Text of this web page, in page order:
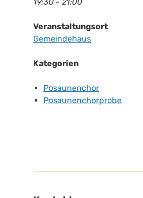
19:30 - 21:00
Veranstaltungsort
Gemeindehaus
Kategorien
Posaunenchor
Posaunenchorprobe